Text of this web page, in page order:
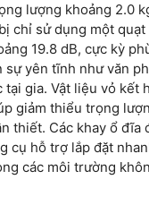
lượng khoảng 2.0
chỉ sử dụng một quạt
19.8 dB, cực kỳ
sự yên tĩnh như văn
tại gia. Vật liệu vỏ kết
giảm thiểu trọng
thiết. Các khay ổ đĩa
cụ hỗ trợ lắp đặt
các môi trường